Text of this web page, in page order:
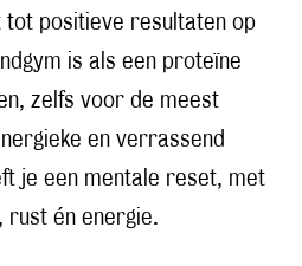
tot positieve resultaten op
is als een proteïne
zelfs voor de meest
en verrassend
je een mentale reset, met
rust én energie.